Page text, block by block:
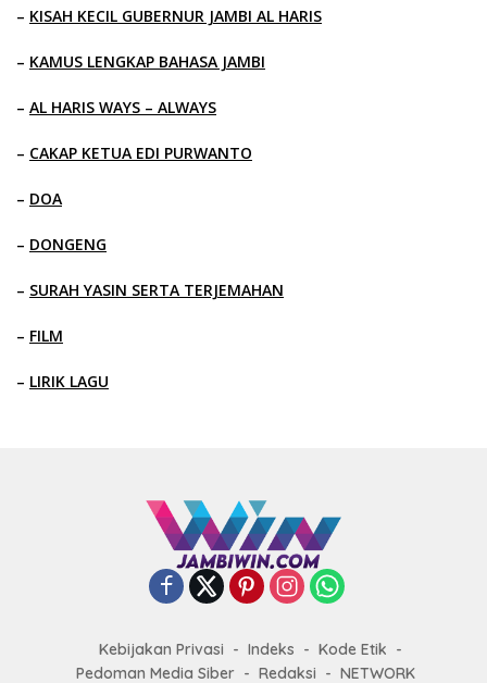
– KISAH KECIL GUBERNUR JAMBI AL HARIS
– KAMUS LENGKAP BAHASA JAMBI
– AL HARIS WAYS – ALWAYS
– CAKAP KETUA EDI PURWANTO
– DOA
– DONGENG
– SURAH YASIN SERTA TERJEMAHAN
– FILM
– LIRIK LAGU
Kebijakan Privasi Indeks
Kode Etik
Pedoman Media Siber
Redaksi NETWORK